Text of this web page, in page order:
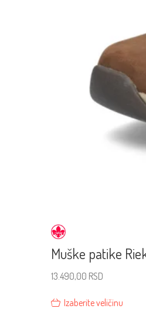
Muške patike
13.490,00 RSD
Izaberite veličinu